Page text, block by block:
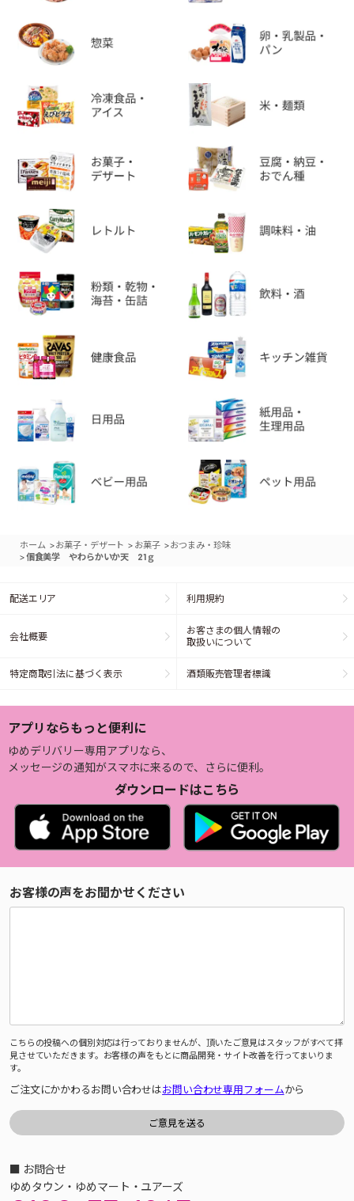
ホーム >お菓子・デザート > お菓子 >おつまみ・珍味
>個食美学 やわらかいか天 21ｇ
配送エリア 利用規約
会社概要
お客さまの個人情報の
取扱いについて
特定商取引法に基づく表示 酒類販売管理者標識
アプリならもっと便利に
ゆめデリバリー専用アプリなら、
メッセージの通知がスマホに来るので、さらに便利。
ダウンロードはこちら
お客様の声をお聞かせください
こちらの投稿への個別対応は行っておりませんが、頂いたご意見はスタッフがすべて拝
見させていただきます。お客様の声をもとに商品開発・サイト改善を行ってまいりま
す。
ご注文にかかわるお問い合わせはお問い合わせ専用フォームから
■ お問合せ
ゆめタウン・ゆめマート・ユアーズ